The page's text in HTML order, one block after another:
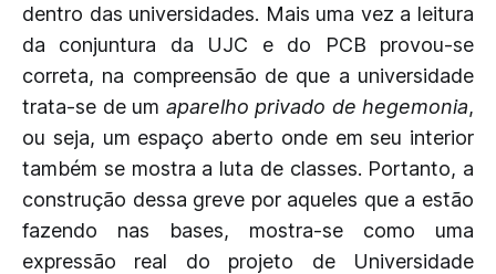
dentro das universidades. Mais uma vez a leitura
da conjuntura da UJC e do PCB provou-se
correta, na compreensão de que a universidade
trata-se de um aparelho privado de hegemonia,
ou seja, um espaço aberto onde em seu interior
também se mostra a luta de classes. Portanto, a
construção dessa greve por aqueles que a estão
fazendo nas bases, mostra-se como uma
expressão real do projeto de Universidade